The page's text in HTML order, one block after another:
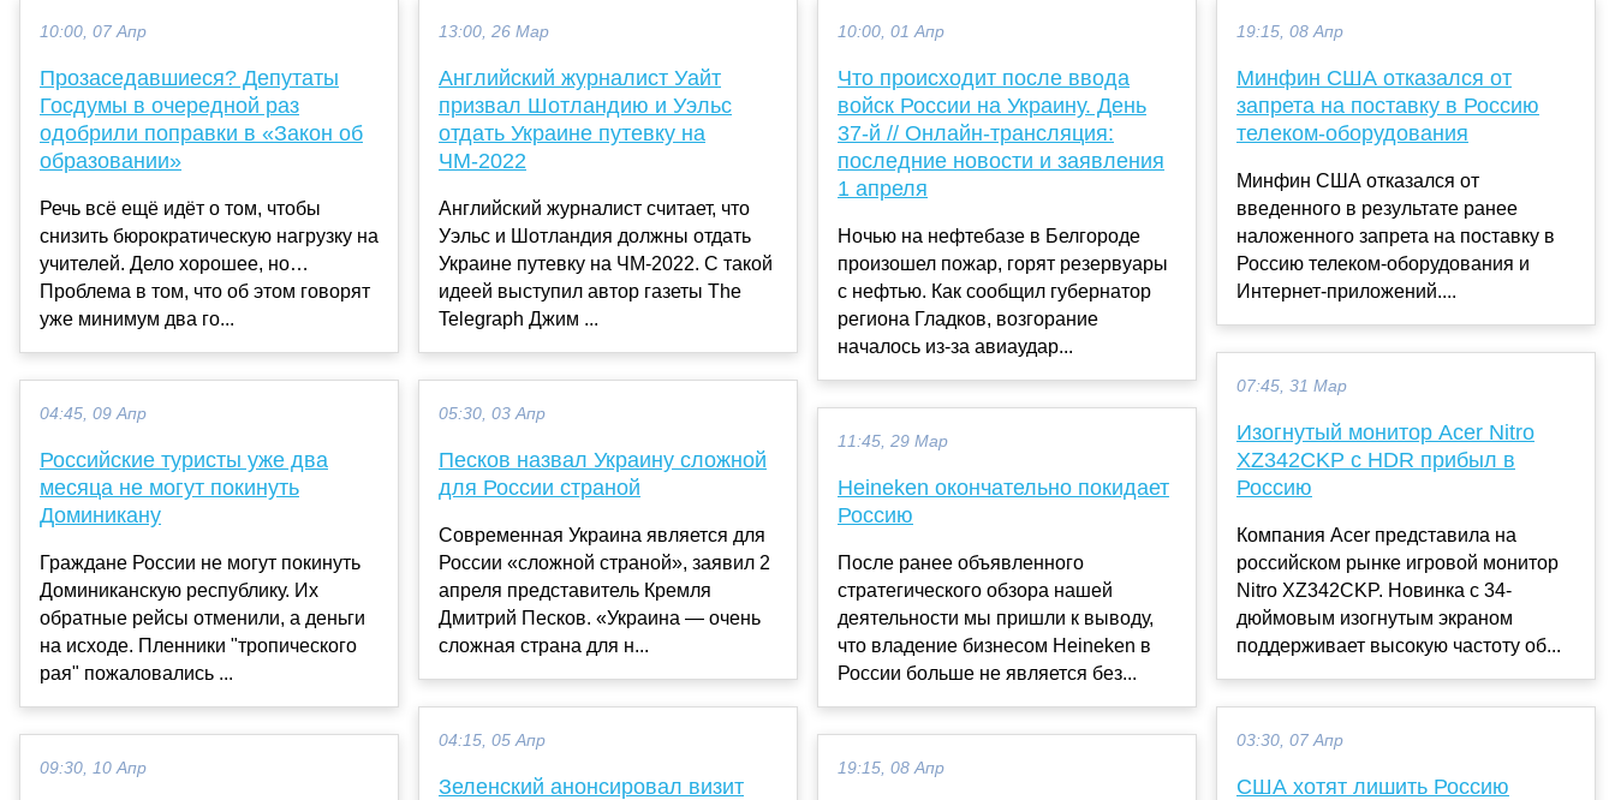
10:00, 07 Апр
Прозаседавшиеся? Депутаты
Госдумы в очередной раз
одобрили поправки в «Закон об
образовании»
Речь всё ещё идёт о том, чтобы
снизить бюрократическую нагрузку на
учителей. Дело хорошее, но…
Проблема в том, что об этом говорят
уже минимум два го...
04:45, 09 Апр
Российские туристы уже два
месяца не могут покинуть
Доминикану
Граждане России не могут покинуть
Доминиканскую республику. Их
обратные рейсы отменили, а деньги
на исходе. Пленники "тропического
рая" пожаловались ...
09:30, 10 Апр
13:00, 26 Мар
Английский журналист Уайт
призвал Шотландию и Уэльс
отдать Украине путевку на
ЧМ-2022
Английский журналист считает, что
Уэльс и Шотландия должны отдать
Украине путевку на ЧМ-2022. С такой
идеей выступил автор газеты The
Telegraph Джим ...
05:30, 03 Апр
Песков назвал Украину сложной
для России страной
Современная Украина является для
России «сложной страной», заявил 2
апреля представитель Кремля
Дмитрий Песков. «Украина — очень
сложная страна для н...
04:15, 05 Апр
Зеленский анонсировал визит
10:00, 01 Апр
Что происходит после ввода
войск России на Украину. День
37-й // Онлайн-трансляция:
последние новости и заявления
1 апреля
Ночью на нефтебазе в Белгороде
произошел пожар, горят резервуары
с нефтью. Как сообщил губернатор
региона Гладков, возгорание
началось из-за авиаудар...
11:45, 29 Мар
Heineken окончательно покидает
Россию
После ранее объявленного
стратегического обзора нашей
деятельности мы пришли к выводу,
что владение бизнесом Heineken в
России больше не является без...
19:15, 08 Апр
19:15, 08 Апр
Минфин США отказался от
запрета на поставку в Россию
телеком-оборудования
Минфин США отказался от
введенного в результате ранее
наложенного запрета на поставку в
Россию телеком-оборудования и
Интернет-приложений....
07:45, 31 Мар
Изогнутый монитор Acer Nitro
XZ342CKP с HDR прибыл в
Россию
Компания Acer представила на
российском рынке игровой монитор
Nitro XZ342CKP. Новинка с 34-
дюймовым изогнутым экраном
поддерживает высокую частоту об...
03:30, 07 Апр
США хотят лишить Россию